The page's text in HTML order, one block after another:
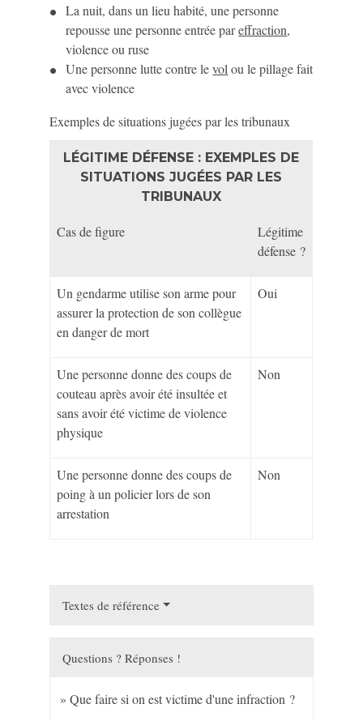
La nuit, dans un lieu habité, une personne
repousse une personne entrée pareffraction,
violence ou ruse
Une personne lutte contre levol ou le pillage fait
avec violence
Exemples de situations jugées par les tribunaux
LÉGITIME DÉFENSE : EXEMPLES DE
SITUATIONS JUGÉES PAR LES
TRIBUNAUX
Cas de figure
Légitime
défense ?
Un gendarme utilise son arme pour
assurer la protection de son collègue
en danger de mort
Oui
Une personne donne des coups de
couteau après avoir été insultée et
sans avoir été victime de violence
physique
Non
Une personne donne des coups de
poing à un policier lors de son
arrestation
Non
Textes de référence
Questions ? Réponses !
Que faire si on est victime d'une infraction ?